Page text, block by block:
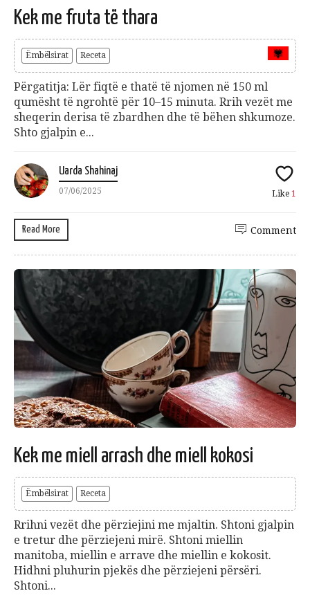
Kek me fruta të thara
Ëmbëlsirat Receta
Përgatitja: Lër fiqtë e thatë të njomen në 150 ml
qumësht të ngrohtë për 10–15 minuta. Rrih vezët me
sheqerin derisa të zbardhen dhe të bëhen shkumoze.
Shto gjalpin e...
Uarda Shahinaj
07/06/2025 Like 1
Read More Comment
Kek me miell arrash dhe miell kokosi
Ëmbëlsirat Receta
Rrihni vezët dhe përziejini me mjaltin. Shtoni gjalpin
e tretur dhe përziejeni mirë. Shtoni miellin
manitoba, miellin e arrave dhe miellin e kokosit.
Hidhni pluhurin pjekës dhe përziejeni përsëri.
Shtoni...